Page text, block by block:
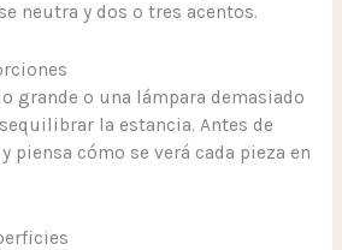
neutra y dos o tres acentos.
grande o una lámpara demasiado
la estancia. Antes de
piensa cómo se verá cada pieza en